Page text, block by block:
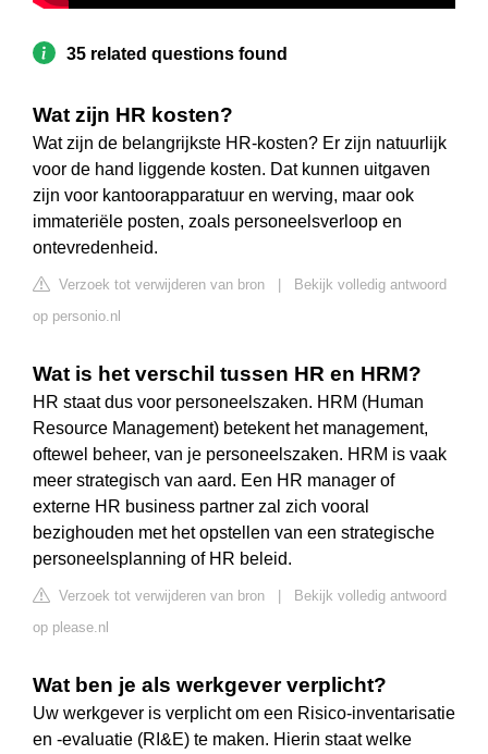
35 related questions found
Wat zijn HR kosten?
Wat zijn de belangrijkste HR-kosten? Er zijn natuurlijk
voor de hand liggende kosten. Dat kunnen uitgaven
zijn voor kantoorapparatuur en werving, maar ook
immateriële posten, zoals personeelsverloop en
ontevredenheid.
Verzoek tot verwijderen van bron
Bekijk volledig antwoord
op personio.nl
Wat is het verschil tussen HR en HRM?
HR staat dus voor personeelszaken. HRM (Human
Resource Management) betekent het management,
oftewel beheer, van je personeelszaken. HRM is vaak
meer strategisch van aard. Een HR manager of
externe HR business partner zal zich vooral
bezighouden met het opstellen van een strategische
personeelsplanning of HR beleid.
Verzoek tot verwijderen van bron
Bekijk volledig antwoord
op please.nl
Wat ben je als werkgever verplicht?
Uw werkgever is verplicht om een Risico-inventarisatie
en -evaluatie (RI&E) te maken. Hierin staat welke